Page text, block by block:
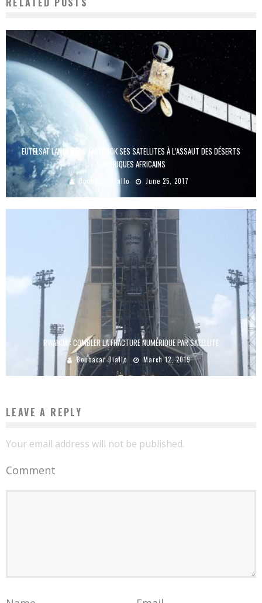
EUTELSAT LANCE SANS FACEBOOK SES SATELLITES À L’ASSAUT DES DÉSERTS
NUMÉRIQUES AFRICAINS
Boubacar Diallo June 25, 2017
RWANDA : COMBLER LA FRACTURE NUMÉRIQUE PAR SATELLITE
Boubacar Diallo March 12, 2019
LEAVE A REPLY
Your email address will not be published.
Comment